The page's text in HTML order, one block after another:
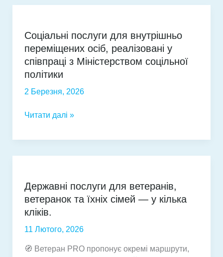
ризиками:
як
Україна
долучається
ініціативи
Safer
Соціальні послуги для внутрішньо
переміщених осіб, реалізовані у
співпраці з Міністерством соцільної
політики
2 Березня, 2026
Соціальні
для
реалізовані
у
співпраці
Міністерством
соцільної
Читати далі »
Державні послуги для ветеранів,
ветеранок та їхніх сімей — у кілька
кліків.
11 Лютого, 2026
🧭 Ветеран PRO пропонує окремі маршрути,